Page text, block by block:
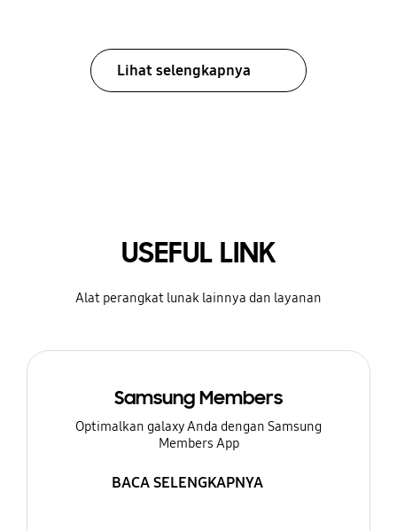
Lihat selengkapnya
USEFUL LINK
Alat perangkat lunak lainnya dan layanan
Samsung Members
Optimalkan galaxy Anda dengan Samsung
Members App
BACA SELENGKAPNYA